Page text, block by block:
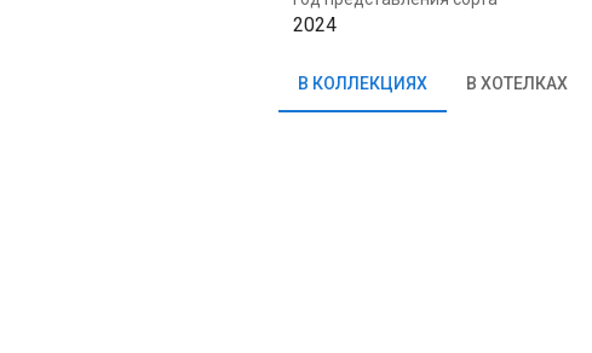
2024
В КОЛЛЕКЦИЯХ В ХОТЕЛКАХ